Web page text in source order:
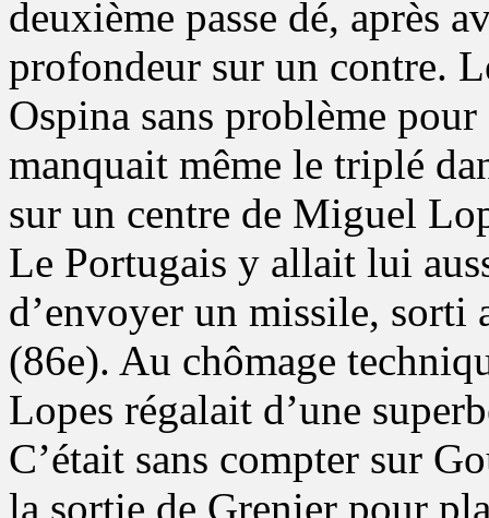
deuxième passe dé, après
profondeur sur un contre.
Ospina sans problème
manquait même le triplé
sur un centre de Miguel
Le Portugais y allait lui
d’envoyer un missile,
(86e). Au chômage
Lopes régalait d’une
C’était sans compter sur
la sortie de Grenier pour